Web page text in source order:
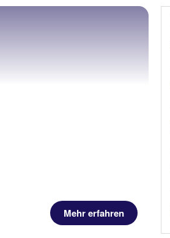
Mehr erfahren